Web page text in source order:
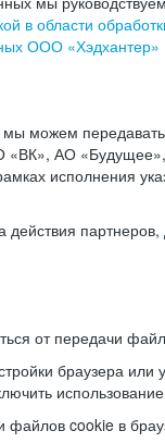
в области
ООО «Хэдхантер»
мы можем
АО
исполнения
действия
от передачи
браузера или
файлов cookie в